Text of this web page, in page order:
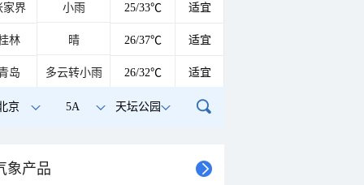
家界 小雨 25/33℃ 适宜
林 晴 26/37℃ 适宜
岛 多云转小雨 26/32℃ 适宜
京 5A 天坛公园
象产品